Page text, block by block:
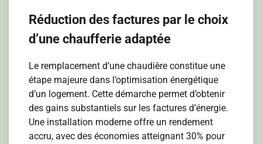
Réduction des factures par le choix
d’une chaufferie adaptée
Le remplacement d’une chaudière constitue une
étape majeure dans l’optimisation énergétique
d’un logement. Cette démarche permet d’obtenir
des gains substantiels sur les factures d’énergie.
Une installation moderne offre un rendement
accru, avec des économies atteignant 30% pour